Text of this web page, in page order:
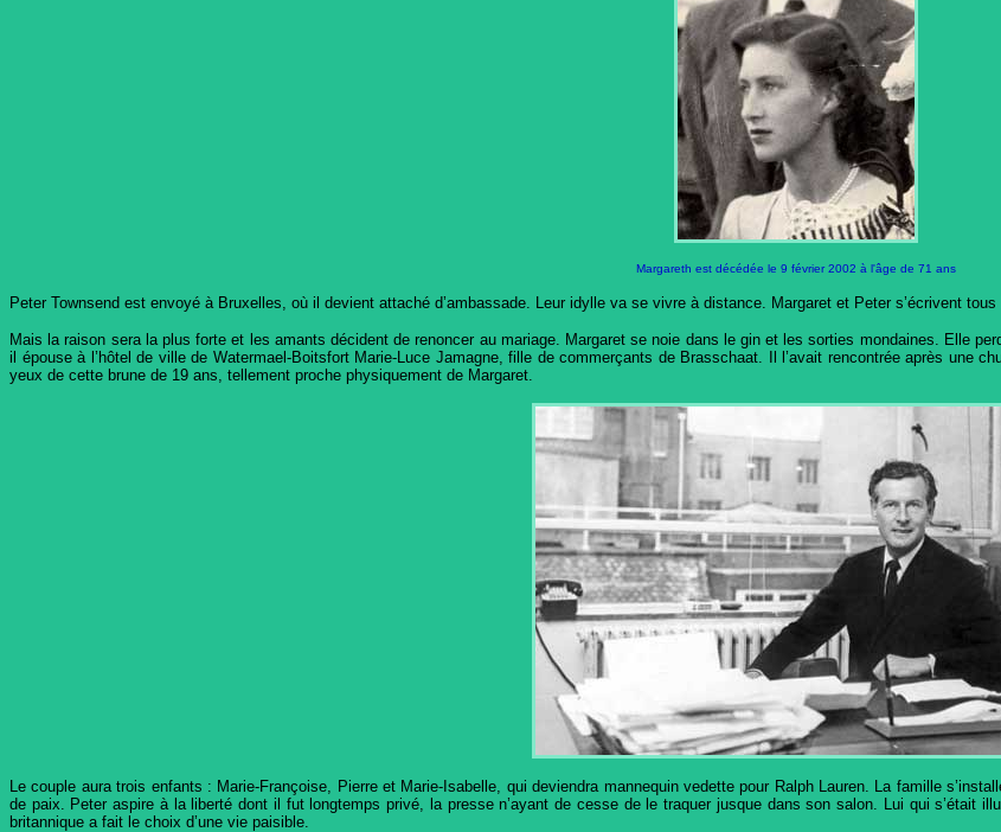
Margareth est décédée le 9 février 2002 à l'âge de 71 ans
Peter Townsend est envoyé à Bruxelles, où il devient attaché d’ambassade. Leur idylle va se vivre à distance. Margaret et Peter s’écrivent
Mais la raison sera la plus forte et les amants décident de renoncer au mariage. Margaret se noie dans le gin et les sorties mondaines. Elle
il épouse à l’hôtel de ville de Watermael-Boitsfort Marie-Luce Jamagne, fille de commerçants de Brasschaat. Il l’avait rencontrée après une
yeux de cette brune de 19 ans, tellement proche physiquement de Margaret.
Le couple aura trois enfants : Marie-Françoise, Pierre et Marie-Isabelle, qui deviendra mannequin vedette pour Ralph Lauren. La famille
de paix. Peter aspire à la liberté dont il fut longtemps privé, la presse n’ayant de cesse de le traquer jusque dans son salon. Lui qui s’était
britannique a fait le choix d’une vie paisible.